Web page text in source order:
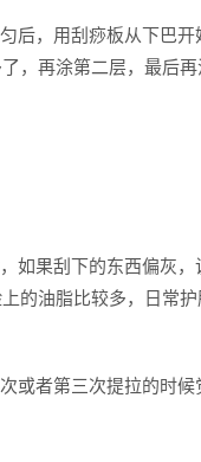
后，用刮痧板从下巴开
，再涂第二层，最后
如果刮下的东西偏灰
的油脂比较多，日常护
或者第三次提拉的时候